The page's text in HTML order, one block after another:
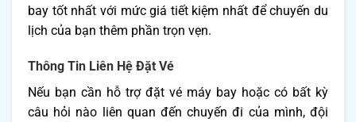
bay tốt nhất với mức giá tiết kiệm nhất để chuyến du
lịch của bạn thêm phần trọn vẹn.
Thông Tin Liên Hệ Đặt Vé
Nếu bạn cần hỗ trợ đặt vé máy bay hoặc có bất kỳ
câu hỏi nào liên quan đến chuyến đi của mình, đội